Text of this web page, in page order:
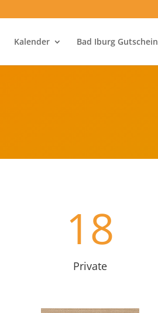
Kalender Bad Iburg Gutschein
18
Private